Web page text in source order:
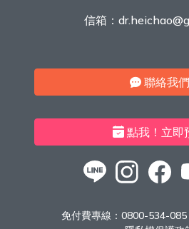
信箱：
聯絡我們
點我！立即
免付費專線： 0800-534-085